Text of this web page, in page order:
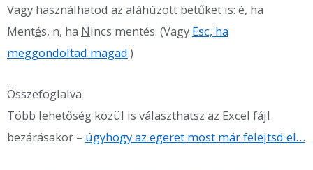
Vagy használhatod az aláhúzott betűket is: é, ha
Mentés, n, ha Nincs mentés. (Vagy Esc, ha
meggondoltad magad.)
Összefoglalva
Több lehetőség közül is választhatsz az Excel fájl
bezárásakor – úgyhogy az egeret most már felejtsd el…